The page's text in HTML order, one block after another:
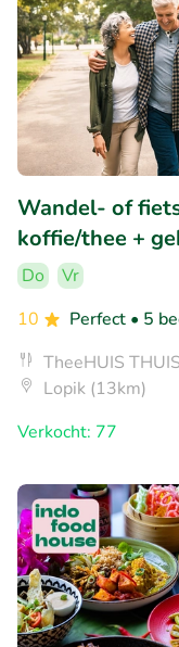
Wandel- of
koffie/thee +
Do
Vr
10
Perfect • 5
TheeHUIS THUIS
Lopik (13km)
Verkocht: 77